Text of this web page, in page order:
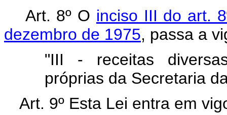
Art. 8º O inciso III do art.
dezembro de 1975, passa a
"III - receitas
próprias da Secretaria
Art. 9º Esta Lei entra em